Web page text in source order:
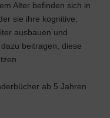
Alter befinden sich in
sie ihre kognitive,
ausbauen und
beitragen, diese
ab 5 Jahren